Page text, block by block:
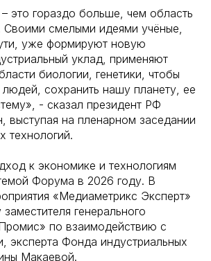
это гораздо больше, чем область
Своими смелыми идеями учёные,
уже формируют новую
уклад, применяют
биологии, генетики, чтобы
сохранить нашу планету, ее
- сказал президент РФ
выступая на пленарном заседании
технологий.
к экономике и технологиям
Форума в 2026 году. В
«Медиаметрикс Эксперт»
генерального
по взаимодействию с
эксперта Фонда индустриальных
Макаевой.